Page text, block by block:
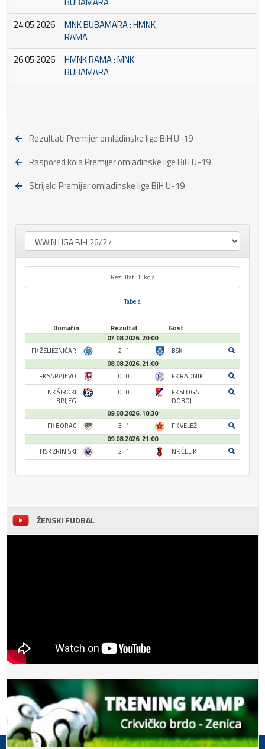
24.05.2026
MNK BUBAMARA : HMNK
RAMA
26.05.2026
HMNK RAMA : MNK
BUBAMARA
Rezultati Premijer omladinske lige BiH U-19
Raspored kola Premijer omladinske lige BiH U-19
Strijelci Premijer omladinske lige BiH U-19
Rezultati 1. kola
Tabela
Domaćin Rezultat
Gost
07.08.2026. 20:00
FK ŽELJEZNIČAR
2 : 1
BSK
08.08.2026. 21:00
FK SARAJEVO
0 : 0
FK RADNIK
NK ŠIROKI
BRIJEG
0 : 0
FK SLOGA
DOBOJ
09.08.2026. 18:30
FK BORAC
3 : 1
FK VELEŽ
09.08.2026. 21:00
HŠK ZRINJSKI
2 : 1 NK ČELIK
ŽENSKI FUDBAL